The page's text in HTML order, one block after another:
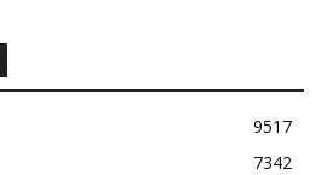
9517
7342